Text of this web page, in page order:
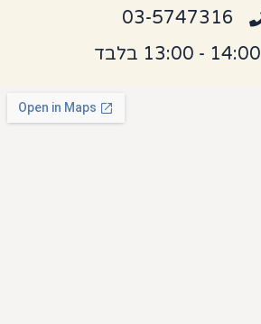
03-5747316
14:00 - 13:00 בלבד